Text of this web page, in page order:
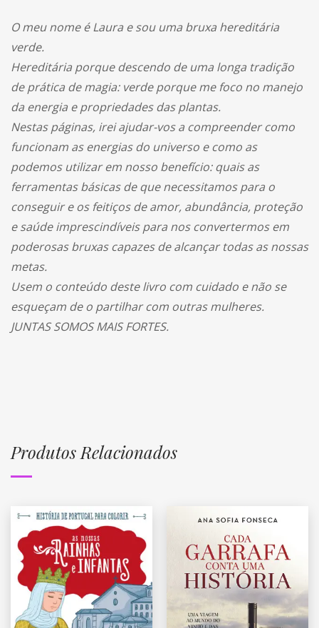
O meu nome é Laura e sou uma bruxa hereditária
verde.
Hereditária porque descendo de uma longa tradição
de prática de magia: verde porque me foco no manejo
da energia e propriedades das plantas.
Nestas páginas, irei ajudar-vos a compreender como
funcionam as energias do universo e como as
podemos utilizar em nosso benefício: quais as
ferramentas básicas de que necessitamos para o
conseguir e os feitiços de amor, abundância, proteção
e saúde imprescindíveis para nos convertermos em
poderosas bruxas capazes de alcançar todas as nossas
metas.
Usem o conteúdo deste livro com cuidado e não se
esqueçam de o partilhar com outras mulheres.
JUNTAS SOMOS MAIS FORTES.
Produtos Relacionados